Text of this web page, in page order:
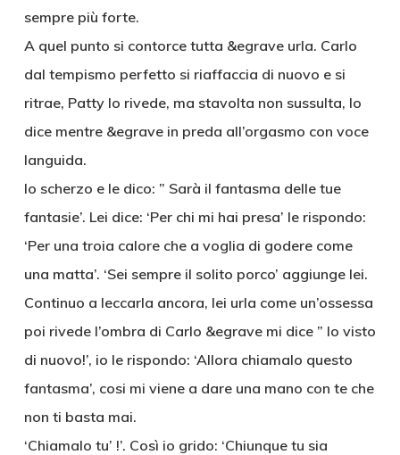
sempre più forte.
A quel punto si contorce tutta &egrave urla. Carlo
dal tempismo perfetto si riaffaccia di nuovo e si
ritrae, Patty lo rivede, ma stavolta non sussulta, lo
dice mentre &egrave in preda all’orgasmo con voce
languida.
Io scherzo e le dico: ” Sarà il fantasma delle tue
fantasie’. Lei dice: ‘Per chi mi hai presa’ le rispondo:
‘Per una troia calore che a voglia di godere come
una matta’. ‘Sei sempre il solito porco’ aggiunge lei.
Continuo a leccarla ancora, lei urla come un’ossessa
poi rivede l’ombra di Carlo &egrave mi dice ” lo visto
di nuovo!’, io le rispondo: ‘Allora chiamalo questo
fantasma’, cosi mi viene a dare una mano con te che
non ti basta mai.
‘Chiamalo tu’ !’. Così io grido: ‘Chiunque tu sia